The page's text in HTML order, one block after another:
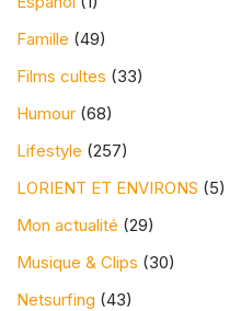
Famille (49)
Films cultes (33)
Humour (68)
Lifestyle (257)
LORIENT ET ENVIRONS (5)
Mon actualité (29)
Musique & Clips (30)
Netsurfing (43)